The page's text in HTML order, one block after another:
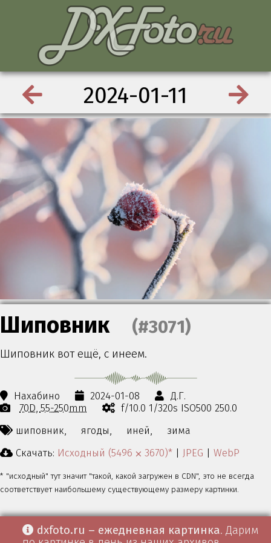
2024-01-11
Шиповник (#3071)
Шиповник вот ещё, с инеем.
Нахабино 2024-01-08
Д.Г.
70D 55-250mm
f/10.0 1/320s ISO500 250.0
шиповник,
ягоды, иней,
зима
Скачать: Исходный (5496 ⨉ 3670)* | JPEG | WebP
* "исходный" тут значит "такой, какой загружен в CDN", это не всегда
соответствует наибольшему существующему размеру картинки.
dxfoto.ru – ежедневная картинка. Дарим